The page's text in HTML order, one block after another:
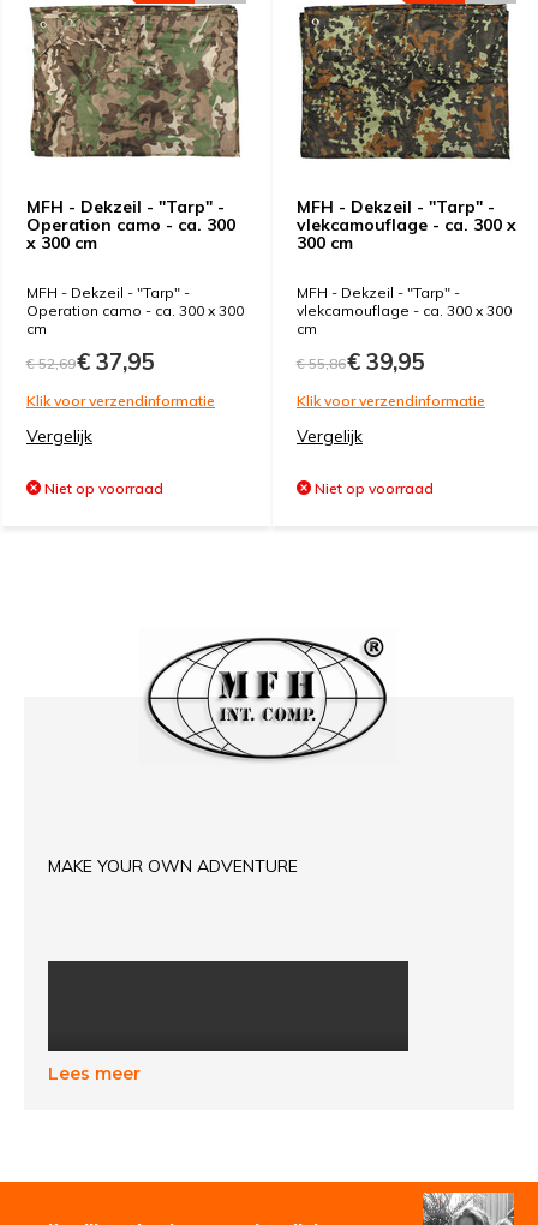
MFH - Dekzeil - "Tarp" -
Operation camo - ca. 300
x 300 cm
MFH - Dekzeil - "Tarp" -
Operation camo - ca. 300 x 300
cm
€ 52,69€ 37,95
Klik voor verzendinformatie
Vergelijk
Niet op voorraad
MFH - Dekzeil - "Tarp" -
vlekcamouflage - ca. 300 x
300 cm
MFH - Dekzeil - "Tarp" -
vlekcamouflage - ca. 300 x 300
cm
€ 55,86€ 39,95
Klik voor verzendinformatie
Vergelijk
Niet op voorraad
MAKE YOUR OWN ADVENTURE
Lees meer